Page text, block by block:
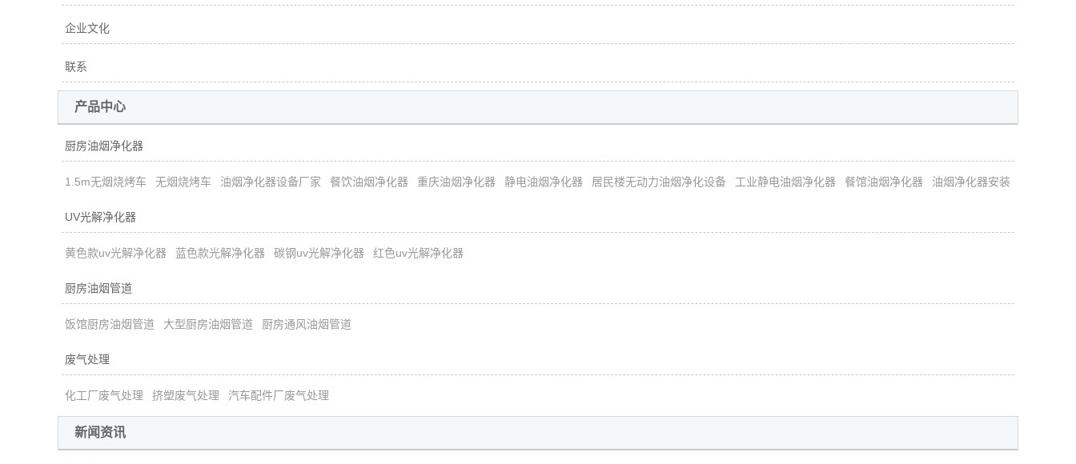
企业文化
联系
产品中心
厨房油烟净化器
1.5m无烟烧烤车 无烟烧烤车 油烟净化器设备厂家 餐饮油烟净化器 重庆油烟净化器 静电油烟净化器 居民楼无动力油烟净化设备 工业静电油烟净化器 餐馆油烟净化器 油烟净化器安装
UV光解净化器
黄色款uv光解净化器 蓝色款光解净化器 碳钢uv光解净化器 红色uv光解净化器
厨房油烟管道
饭馆厨房油烟管道 大型厨房油烟管道 厨房通风油烟管道
废气处理
化工厂废气处理 挤塑废气处理 汽车配件厂废气处理
新闻资讯